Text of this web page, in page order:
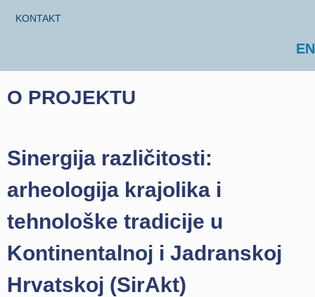
KONTAKT
EN
O PROJEKTU
Sinergija različitosti:
arheologija krajolika i
tehnološke tradicije u
Kontinentalnoj i Jadranskoj
Hrvatskoj (SirAkt)